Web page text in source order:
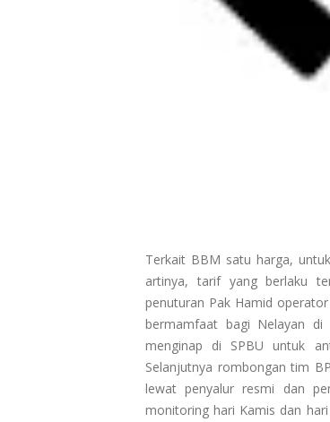
Terkait BBM satu harga,
artinya, tarif yang berlaku
penuturan Pak Hamid
bermamfaat bagi Nelayan di
menginap di SPBU untuk
Selanjutnya rombongan tim
lewat penyalur resmi dan
monitoring hari Kamis dan